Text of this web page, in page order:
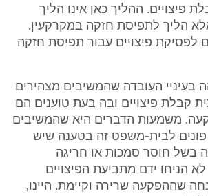
פיצויים. ההליך כאן אינו הליך
הליך לתפיסת חזקה במקרקעין.
לפסיקת פיצויים עבור תפיסת חזקה
בעיניי העובדה שהמשיבים מצהירים
קבלת פיצויים ובה בעת טוענים הם
משמעות הדברים היא שהמשיבים
לבית-משפט זה בטענה שיש
בשל חוסר סמכות או חריגה
הניחו ידם מתביעת הפיצויים
שההפקעה שרירה וקיימת. היינו,